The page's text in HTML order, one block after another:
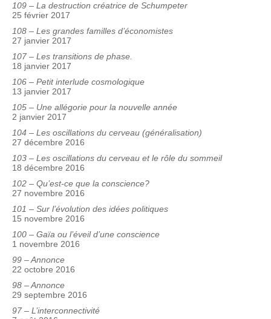
109 – La destruction créatrice de Schumpeter
25 février 2017
108 – Les grandes familles d’économistes
27 janvier 2017
107 – Les transitions de phase.
18 janvier 2017
106 – Petit interlude cosmologique
13 janvier 2017
105 – Une allégorie pour la nouvelle année
2 janvier 2017
104 – Les oscillations du cerveau (généralisation)
27 décembre 2016
103 – Les oscillations du cerveau et le rôle du sommeil
18 décembre 2016
102 – Qu’est-ce que la conscience?
27 novembre 2016
101 – Sur l’évolution des idées politiques
15 novembre 2016
100 – Gaïa ou l’éveil d’une conscience
1 novembre 2016
99 – Annonce
22 octobre 2016
98 – Annonce
29 septembre 2016
97 – L’interconnectivité